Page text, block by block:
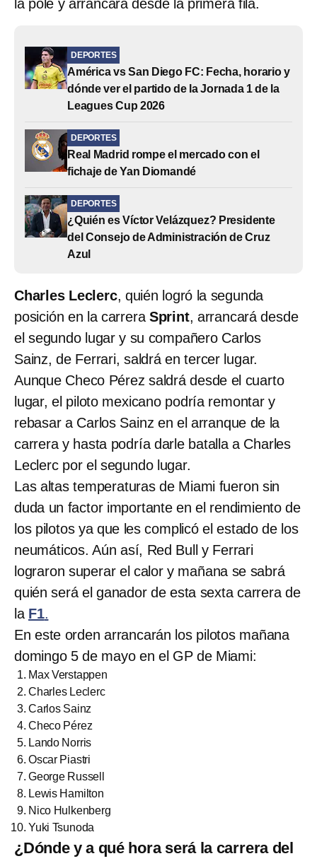
la pole y arrancará desde la primera fila.
DEPORTES
América vs San Diego FC: Fecha, horario y
dónde ver el partido de la Jornada 1 de la
Leagues Cup 2026
DEPORTES
Real Madrid rompe el mercado con el
fichaje de Yan Diomandé
DEPORTES
¿Quién es Víctor Velázquez? Presidente
del Consejo de Administración de Cruz
Azul
Charles Leclerc, quién logró la segunda
posición en la carrera Sprint, arrancará desde
el segundo lugar y su compañero Carlos
Sainz, de Ferrari, saldrá en tercer lugar.
Aunque Checo Pérez saldrá desde el cuarto
lugar, el piloto mexicano podría remontar y
rebasar a Carlos Sainz en el arranque de la
carrera y hasta podría darle batalla a Charles
Leclerc por el segundo lugar.
Las altas temperaturas de Miami fueron sin
duda un factor importante en el rendimiento de
los pilotos ya que les complicó el estado de los
neumáticos. Aún así, Red Bull y Ferrari
lograron superar el calor y mañana se sabrá
quién será el ganador de esta sexta carrera de
la F1.
En este orden arrancarán los pilotos mañana
domingo 5 de mayo en el GP de Miami:
Max Verstappen
Charles Leclerc
Carlos Sainz
Checo Pérez
Lando Norris
Oscar Piastri
George Russell
Lewis Hamilton
Nico Hulkenberg
Yuki Tsunoda
¿Dónde y a qué hora será la carrera del